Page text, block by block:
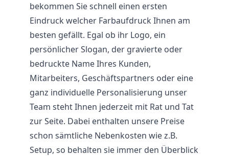
bekommen Sie schnell einen ersten
Eindruck welcher Farbaufdruck Ihnen am
besten gefällt. Egal ob ihr Logo, ein
persönlicher Slogan, der gravierte oder
bedruckte Name Ihres Kunden,
Mitarbeiters, Geschäftspartners oder eine
ganz individuelle Personalisierung unser
Team steht Ihnen jederzeit mit Rat und Tat
zur Seite. Dabei enthalten unsere Preise
schon sämtliche Nebenkosten wie z.B.
Setup, so behalten sie immer den Überblick